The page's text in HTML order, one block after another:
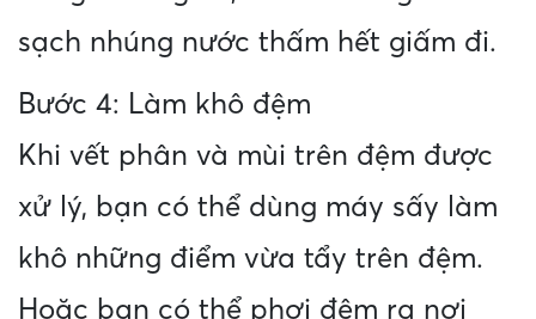
sạch nhúng nước thấm hết giấm đi.
Bước 4: Làm khô đệm
Khi vết phân và mùi trên đệm được
xử lý, bạn có thể dùng máy sấy làm
khô những điểm vừa tẩy trên đệm.
Hoặc bạn có thể phơi đệm ra nơi